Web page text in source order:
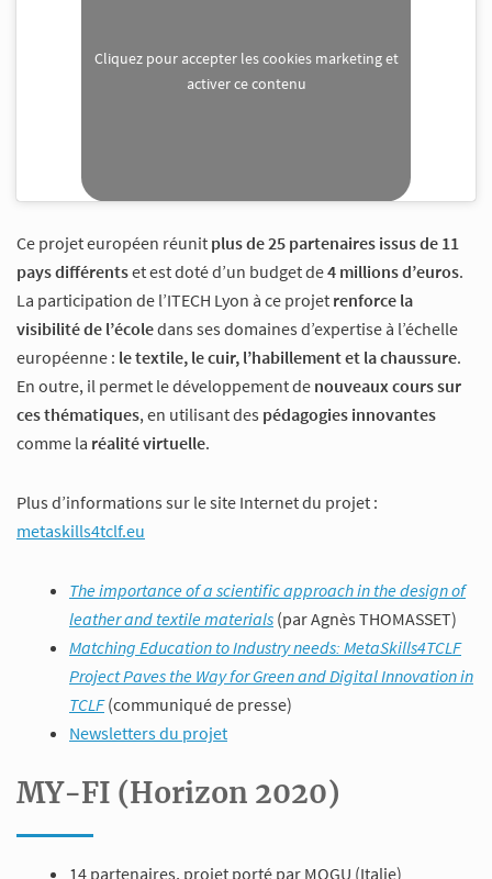
Cliquez pour accepter les cookies marketing et
activer ce contenu
Ce projet européen réunit plus de 25 partenaires issus de 11
pays différentset est doté d’un budget de4 millions d’euros.
La participation de l’ITECH Lyon à ce projet renforce la
visibilité de l’écoledans ses domaines d’expertise à l’échelle
européenne : le textile, le cuir, l’habillement et la chaussure.
En outre, il permet le développement de nouveaux cours sur
ces thématiques, en utilisant des pédagogies innovantes
comme la réalité virtuelle.
Plus d’informations sur le site Internet du projet :
metaskills4tclf.eu
The importance of a scientific approach in the design of
leather and textile materials (par Agnès THOMASSET)
Matching Education to Industry needs: MetaSkills4TCLF
Project Paves the Way for Green and Digital Innovation in
TCLF(communiqué de presse)
Newsletters du projet
MY-FI (Horizon 2020)
14 partenaires, projet porté par MOGU (Italie)